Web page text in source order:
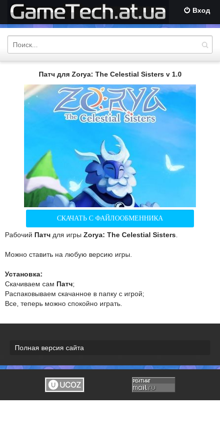
Вход
Патч для Zorya: The Celestial Sisters v 1.0
СКАЧАТЬ С ФАЙЛООБМЕННИКА
Рабочий Патч для игры Zorya: The Celestial Sisters
Можно ставить на любую версию игры.
Установка:
Скачиваем сам Патч;
Распаковываем скачанное в папку с игрой;
Все, теперь можно спокойно играть.
Полная версия сайта